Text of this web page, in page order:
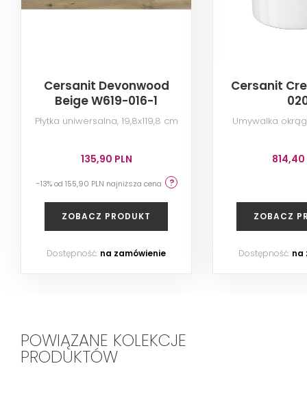
Cersanit Devonwood
Beige W619-016-1
Płytka uniwersalna, 19,8x119,8 cm
135,90 PLN
-13% od 155,90 PLN najniższa cena
ZOBACZ PRODUKT
Dostępność: na zamówienie
Cersanit
Umywalka
814,40
ZOBACZ
Dostępność: na
POWIĄZANE KOLEKCJE
PRODUKTÓW